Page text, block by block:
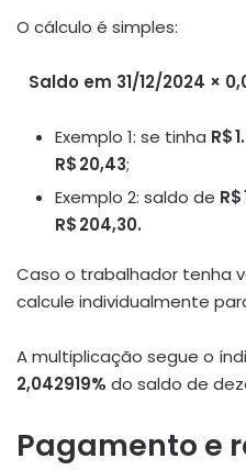
O cálculo é simples:
Saldo em 31/12/2024 ×
Exemplo 1: se tinha R$
R$ 20,43;
Exemplo 2: saldo de
R$ 204,30.
Caso o trabalhador tenha
calcule individualmente
A multiplicação segue o
2,042919% do saldo de
Pagamento e